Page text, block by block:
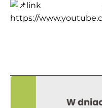
link
https://